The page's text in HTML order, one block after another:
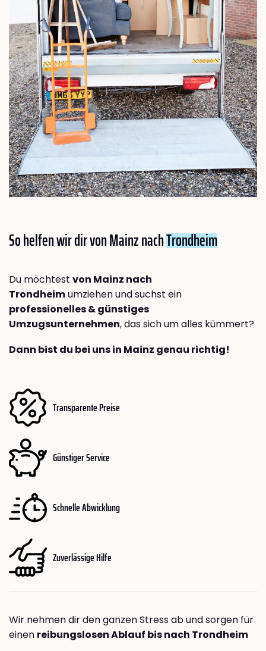
So helfen wir dir von Mainz nachTrondheim
Du möchtest von Mainz nach
Trondheimumziehen und suchst ein
professionelles & günstiges
Umzugsunternehmen, das sich um alles kümmert?
Dann bist du bei uns in Mainz genau richtig!
Transparente Preise
Günstiger Service
Schnelle Abwicklung
Zuverlässige Hilfe
Wir nehmen dir den ganzen Stress ab und sorgen für
einen reibungslosen Ablauf bis nach Trondheim